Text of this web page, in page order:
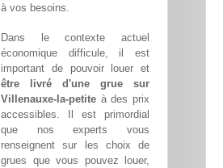
à vos besoins.
Dans le contexte actuel
économique difficule, il est
important de pouvoir louer et
être livré d'une grue sur
Villenauxe-la-petite à des prix
accessibles. Il est primordial
que nos experts vous
renseignent sur les choix de
grues que vous pouvez louer,